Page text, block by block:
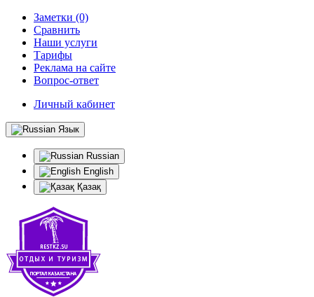
Заметки (0)
Сравнить
Наши услуги
Тарифы
Реклама на сайте
Вопрос-ответ
Личный кабинет
Язык
Russian
English
Қазақ